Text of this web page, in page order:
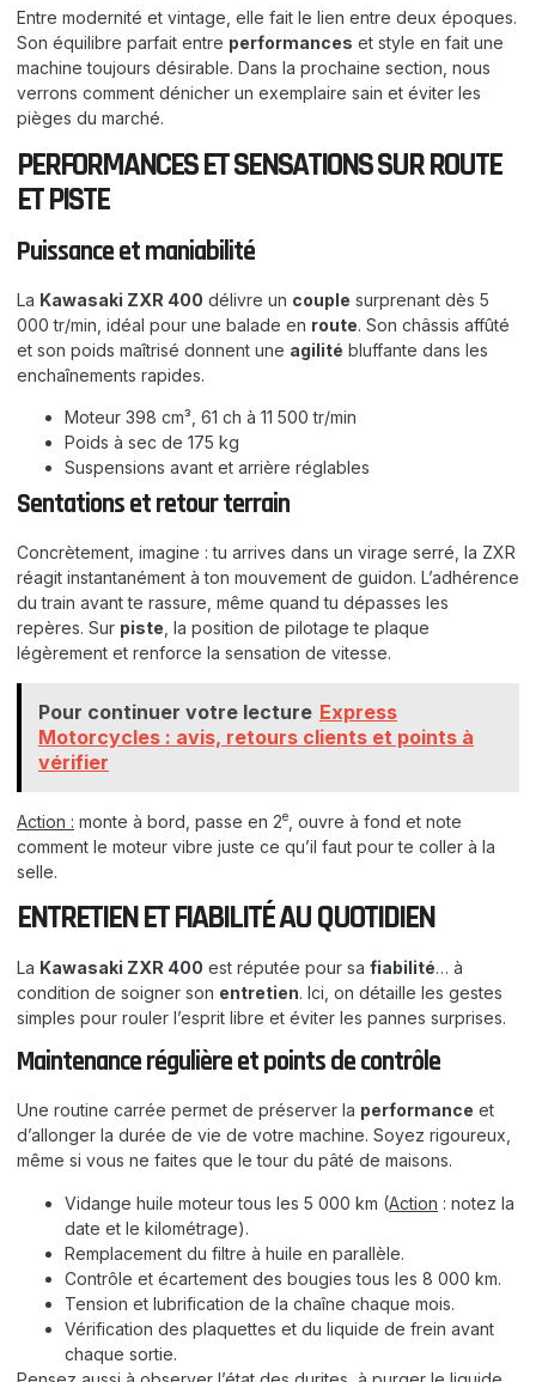
Entre modernité et vintage, elle fait le lien entre deux époques.
Son équilibre parfait entre performances et style en fait une
machine toujours désirable. Dans la prochaine section, nous
verrons comment dénicher un exemplaire sain et éviter les
pièges du marché.
PERFORMANCES ET SENSATIONS SUR ROUTE
ET PISTE
Puissance et maniabilité
La Kawasaki ZXR 400 délivre un couple surprenant dès 5
000 tr/min, idéal pour une balade en route. Son châssis affûté
et son poids maîtrisé donnent une agilité bluffante dans les
enchaînements rapides.
Moteur 398 cm³, 61 ch à 11 500 tr/min
Poids à sec de 175 kg
Suspensions avant et arrière réglables
Sentations et retour terrain
Concrètement, imagine : tu arrives dans un virage serré, la ZXR
réagit instantanément à ton mouvement de guidon. L’adhérence
du train avant te rassure, même quand tu dépasses les
repères. Sur piste , la position de pilotage te plaque
légèrement et renforce la sensation de vitesse.
Pour continuer votre lecture Express
Motorcycles : avis, retours clients et points à
vérifier
Action : monte à bord, passe en 2e
, ouvre à fond et note
comment le moteur vibre juste ce qu’il faut pour te coller à la
selle.
ENTRETIEN ET FIABILITÉ AU QUOTIDIEN
La Kawasaki ZXR 400 est réputée pour sa fiabilité… à
condition de soigner son entretien. Ici, on détaille les gestes
simples pour rouler l’esprit libre et éviter les pannes surprises.
Maintenance régulière et points de contrôle
Une routine carrée permet de préserver la performance et
d’allonger la durée de vie de votre machine. Soyez rigoureux,
même si vous ne faites que le tour du pâté de maisons.
Vidange huile moteur tous les 5 000 km (Action : notez la
date et le kilométrage).
Remplacement du filtre à huile en parallèle.
Contrôle et écartement des bougies tous les 8 000 km.
Tension et lubrification de la chaîne chaque mois.
Vérification des plaquettes et du liquide de frein avant
chaque sortie.